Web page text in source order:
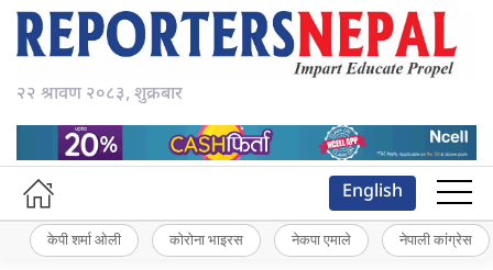
२२ श्रावण २०८३, शुक्रबार
English
केपी शर्मा ओली कोरोना भाइरस नेकपा एमाले नेपाली कांग्रेस